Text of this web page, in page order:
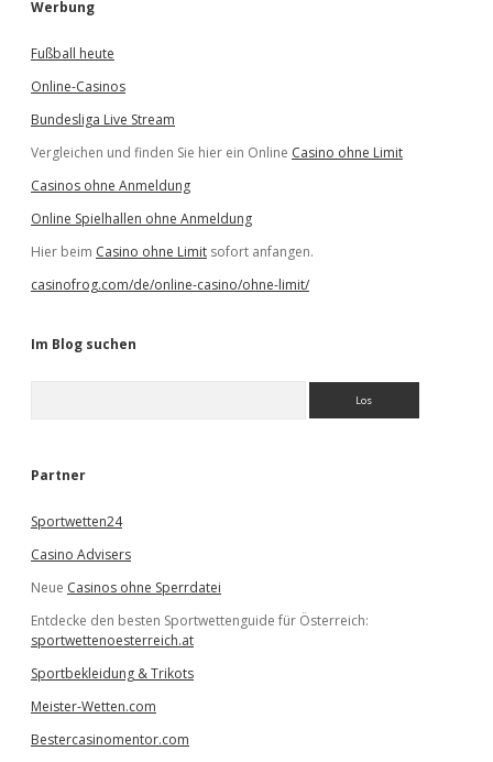
Werbung
Fußball heute
Online-Casinos
Bundesliga Live Stream
Vergleichen und finden Sie hier ein Online Casino ohne Limit
Casinos ohne Anmeldung
Online Spielhallen ohne Anmeldung
Hier beim Casino ohne Limit sofort anfangen.
casinofrog.com/de/online-casino/ohne-limit/
Im Blog suchen
e
Partner
Sportwetten24
Casino Advisers
Neue Casinos ohne Sperrdatei
Entdecke den besten Sportwettenguide für Österreich:
sportwettenoesterreich.at
Sportbekleidung & Trikots
Meister-Wetten.com
Bestercasinomentor.com